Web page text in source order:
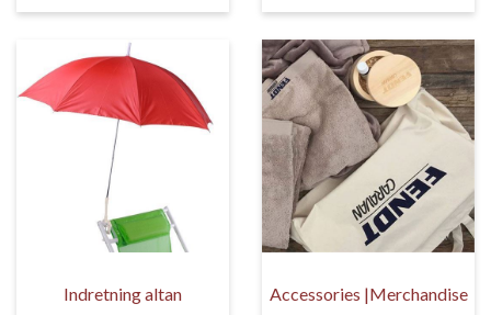
Indretning altan Accessories |Merchandise